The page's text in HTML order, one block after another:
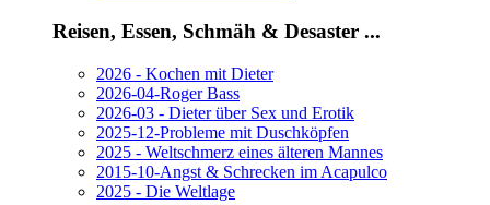
Reisen, Essen, Schmäh & Desaster ...
2026 - Kochen mit Dieter
2026-04-Roger Bass
2026-03 - Dieter über Sex und Erotik
2025-12-Probleme mit Duschköpfen
2025 - Weltschmerz eines älteren Mannes
2015-10-Angst & Schrecken im Acapulco
2025 - Die Weltlage